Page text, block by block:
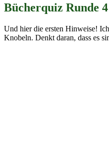
Bücherquiz Runde
Und hier die ersten Hinweise!
Knobeln. Denkt daran, dass es